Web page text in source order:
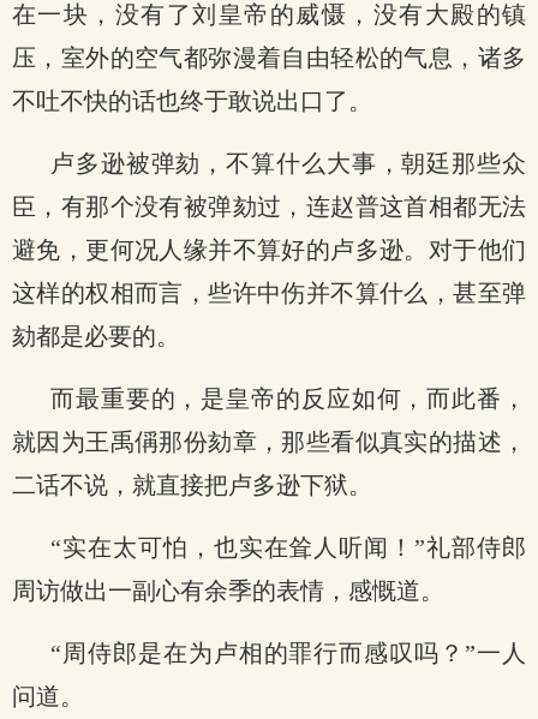
在一块，没有了刘皇帝的威慑，没有大殿的镇
压，室外的空气都弥漫着自由轻松的气息，诸多
不吐不快的话也终于敢说出口了。
卢多逊被弹劾，不算什么大事，朝廷那些众
臣，有那个没有被弹劾过，连赵普这首相都无法
避免，更何况人缘并不算好的卢多逊。对于他们
这样的权相而言，些许中伤并不算什么，甚至弹
劾都是必要的。
而最重要的，是皇帝的反应如何，而此番，
就因为王禹偁那份劾章，那些看似真实的描述，
二话不说，就直接把卢多逊下狱。
“实在太可怕，也实在耸人听闻！”礼部侍郎
周访做出一副心有余季的表情，感慨道。
“周侍郎是在为卢相的罪行而感叹吗？”一人
问道。